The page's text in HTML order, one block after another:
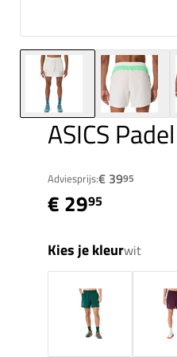
ASICS
Adviesprijs:€ 3995
€ 2995
Kies je kleurwit